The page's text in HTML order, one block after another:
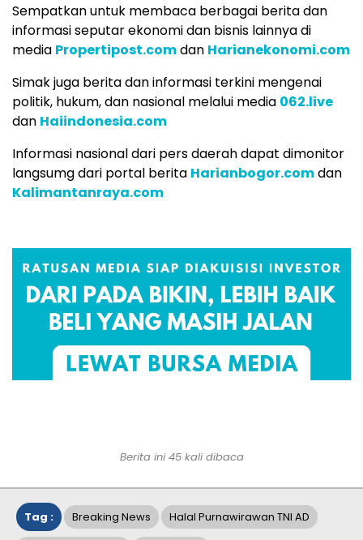
Sempatkan untuk membaca berbagai berita dan
informasi seputar ekonomi dan bisnis lainnya di
media Propertipost.comdan Harianekonomi.com
Simak juga berita dan informasi terkini mengenai
politik, hukum, dan nasional melalui media 062.live
dan Haiindonesia.com
Informasi nasional dari pers daerah dapat dimonitor
langsumg dari portal berita Harianbogor.comdan
Kalimantanraya.com
Berita ini 45 kali dibaca
Tag : Breaking News Halal Purnawirawan TNI AD